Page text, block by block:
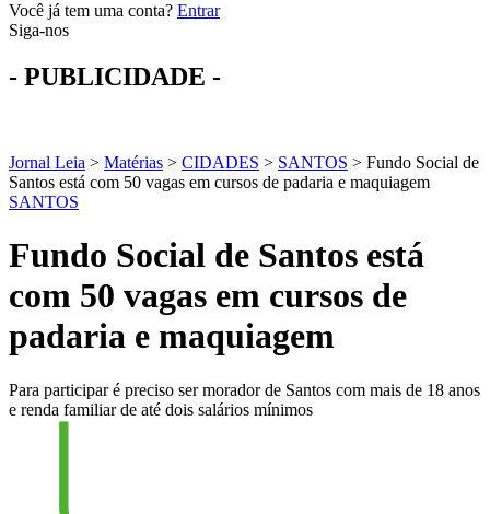
Você já tem uma conta? Entrar
Siga-nos
- PUBLICIDADE -
Jornal Leia > Matérias > CIDADES > SANTOS > Fundo Social de
Santos está com 50 vagas em cursos de padaria e maquiagem
SANTOS
Fundo Social de Santos está
com 50 vagas em cursos de
padaria e maquiagem
Para participar é preciso ser morador de Santos com mais de 18 anos
e renda familiar de até dois salários mínimos